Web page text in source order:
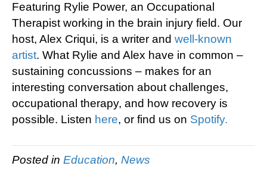
Our
Community
Featuring Rylie Power, an Occupational
Therapist working in the brain injury field. Our
host, Alex Criqui, is a writer and well-known
artist. What Rylie and Alex have in common –
sustaining concussions – makes for an
interesting conversation about challenges,
occupational therapy, and how recovery is
possible. Listen here, or find us on Spotify.
Posted in Education, News